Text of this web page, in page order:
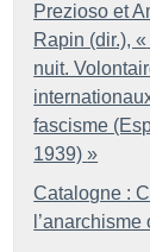
Prezioso et
Rapin (dir.), «
nuit.
fascisme
1939) »
Catalogne :